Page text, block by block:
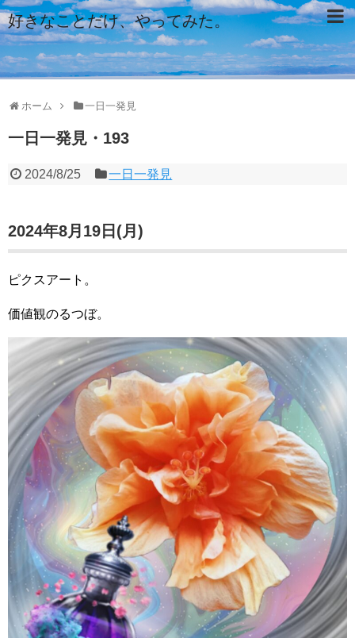
好きなことだけ、やってみた。
ホーム 一日一発見
一日一発見・193
2024/8/25 一日一発見
2024年8月19日(月)
ピクスアート。
価値観のるつぼ。